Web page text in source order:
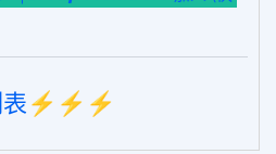
表⚡️⚡️⚡️